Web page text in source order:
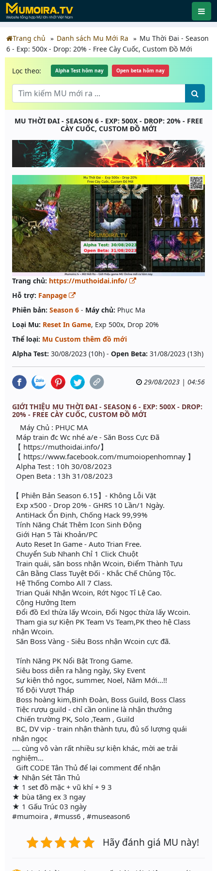
Trang chủ Danh sách Mu Mới Ra
Mu Thời Đai - Season
6 - Exp: 500x - Drop: 20% - Free Cày Cuốc, Custom Đồ Mới
Lọc theo: Alpha Test hôm nay Open beta hôm nay
MU THỜI ĐAI - SEASON 6 - EXP: 500X - DROP: 20% - FREE
CÀY CUỐC, CUSTOM ĐỒ MỚI
Trang chủ: https://muthoidai.info/
Hỗ trợ: Fanpage
Phiên bản: Season 6 - Máy chủ: Phục Ma
Loại Mu: Reset In Game, Exp 500x, Drop 20%
Thể loại: Mu Custom thêm đồ mới
Alpha Test: 30/08/2023 (10h) - Open Beta: 31/08/2023 (13h)
29/08/2023 | 04:56
GIỚI THIỆU MU THỜI ĐAI - SEASON 6 - EXP: 500X - DROP:
20% - FREE CÀY CUỐC, CUSTOM ĐỒ MỚI
Máy Chủ : PHỤC MA
Máp train đc Wc nhé a/e - Săn Boss Cực Đã
【 https://muthoidai.info/】
【 https://www.facebook.com/mumoiopenhomnay 】
Alpha Test : 10h 30/08/2023
Open Beta : 13h 31/08/2023
【 Phiên Bản Season 6.15】- Không Lỗi Vặt
Exp x500 - Drop 20% - GHRS 10 Lần/1 Ngày.
AntiHack Ổn Định, Chống Hack 99,99%
Tính Năng Chát Thêm Icon Sinh Động
Giới Hạn 5 Tài Khoản/PC
Auto Reset In Game - Auto Trian Free.
Chuyển Sub Nhanh Chỉ 1 Click Chuột
Train quái, săn boss nhận Wcoin, Điểm Thành Tựu
Cân Bằng Class Tuyệt Đối - Khắc Chế Chủng Tộc.
Hệ Thống Combo All 7 Class.
Trian Quái Nhận Wcoin, Rớt Ngọc Tỉ Lệ Cao.
Cộng Hưởng Item
Đổi đồ Exl thừa lấy Wcoin, Đổi Ngọc thừa lấy Wcoin.
Tham gia sự Kiện PK Team Vs Team,PK theo hệ Class
nhận Wcoin.
Săn Boss Vàng - Siêu Boss nhận Wcoin cực đã.
Tính Năng PK Nổi Bật Trong Game.
Siêu boss diễn ra hằng ngày, Sky Event
Sự kiện thỏ ngọc, summer, Noel, Năm Mới...!!
Tổ Đội Vượt Tháp
Boss hoàng kim,Binh Đoàn, Boss Guild, Boss Class
Tiệc rượu guild - chỉ cần online là nhận thưởng
Chiến trường PK, Solo ,Team , Guild
BC, DV vip - train nhận thành tựu, đủ số lượng quái
nhận ngọc
.... cùng vô vàn rất nhiều sự kiện khác, mời ae trải
nghiệm...
Gift CODE Tân Thủ để lại comment để nhận
★ Nhận Sét Tân Thủ
★ 1 set đồ mặc + vũ khí + 9 3
★ bùa tăng ex 3 ngay
★ 1 Gấu Trúc 03 ngày
#mumoira , #muss6 , #museason6
Hãy đánh giá MU này!